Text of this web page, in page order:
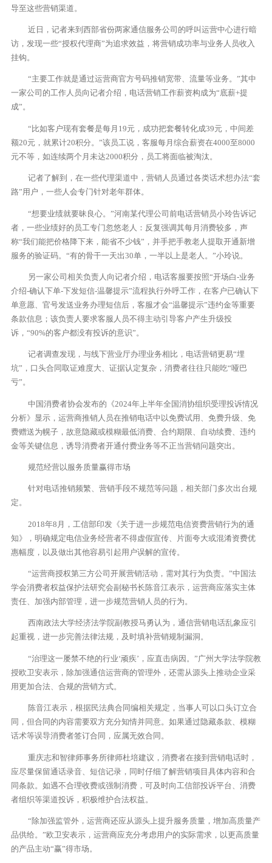
导至这些营销渠道。
近日，记者来到西部省份两家通信服务公司的呼叫运营中心进行暗
访，发现一些“授权代理商”为追求效益，将营销成功率与业务人员收入
挂钩。
“主要工作就是通过运营商官方号码推销宽带、流量等业务。”其中
一家公司的工作人员向记者介绍，电话营销工作薪资构成为“底薪+提
成”。
“比如客户现有套餐是每月19元，成功把套餐转化成39元，中间差
额20元，就累计20积分。”该员工说，客服每月综合薪资在4000至8000
元不等，如连续两个月未达2000积分，员工将面临被淘汰。
记者了解到，在一些代理渠道中，营销人员通过各类话术想办法“套
路”用户，一些人会专门针对老年群体。
“想要业绩就要昧良心。”河南某代理公司前电话营销员小玲告诉记
者，一些业绩好的员工专门忽悠老人：反复强调其每月消费较多，声
称“我们能把价格降下来，能省不少钱”，并手把手教老人提取开通新增
服务的验证码。“有的骨干一天出30单，一半以上是老人。”小玲说。
另一家公司相关负责人向记者介绍，电话客服要按照“开场白-业务
介绍-确认下单-下发短信-温馨提示”流程执行外呼工作，在客户已确认下
单意愿、官号发送业务办理短信后，客服才会“温馨提示”违约金等重要
条款信息；该负责人要求客服人员不得主动引导客户产生升级投
诉，“90%的客户都没有投诉的意识”。
记者调查发现，与线下营业厅办理业务相比，电话营销更易“埋
坑”，口头合同取证难度大、证据认定复杂，消费者往往只能吃“哑巴
亏”。
中国消费者协会发布的《2024年上半年全国消协组织受理投诉情况
分析》显示，运营商推销人员在推销电话中以免费试用、免费升级、免
费赠送为幌子，故意隐藏或模糊最低消费、合约期限、自动续费、违约
金等关键信息，诱导消费者开通付费业务等不正当营销问题突出。
规范经营以服务质量赢得市场
针对电话推销频繁、营销手段不规范等问题，相关部门多次出台规
定。
2018年8月，工信部印发《关于进一步规范电信资费营销行为的通
知》，明确规定电信业务经营者不得虚假宣传、片面夸大或混淆资费优
惠幅度，以及做出其他容易引起用户误解的宣传。
“运营商授权第三方公司开展营销活动，需对其行为负责。”中国法
学会消费者权益保护法研究会副秘书长陈音江表示，运营商应落实主体
责任、加强内部管理，进一步规范营销人员的行为。
西南政法大学经济法学院副教授马勇认为，通信营销电话乱象应引
起重视，进一步完善法律法规，及时填补营销规制漏洞。
“治理这一屡禁不绝的行业‘顽疾’，应直击病因。”广州大学法学院教
授欧卫安表示，除加强通信运营商的管理外，还需从源头上推动企业采
用更加合法、合规的营销方式。
陈音江表示，根据民法典合同编相关规定，当事人可以口头订立合
同，但合同的内容需要双方充分知情并同意。如果通过隐藏条款、模糊
话术等误导消费者签订合同，应属无效合同。
重庆志和智律师事务所律师杜培建议，消费者在接到营销电话时，
应尽量保留通话录音、短信记录，同时仔细了解营销项目具体内容和合
同条款。如遇不合理收费或强制消费，可及时向工信部投诉平台、消费
者组织等渠道投诉，积极维护合法权益。
“除加强监管外，运营商还应从源头上提升服务质量，增加高质量产
品供给。”欧卫安表示，运营商应充分考虑用户的实际需求，以更高质量
的产品主动“赢”得市场。